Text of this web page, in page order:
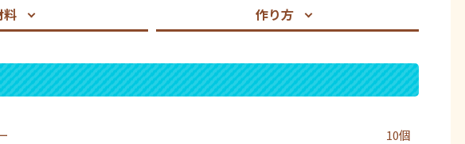
料 作り方
10個